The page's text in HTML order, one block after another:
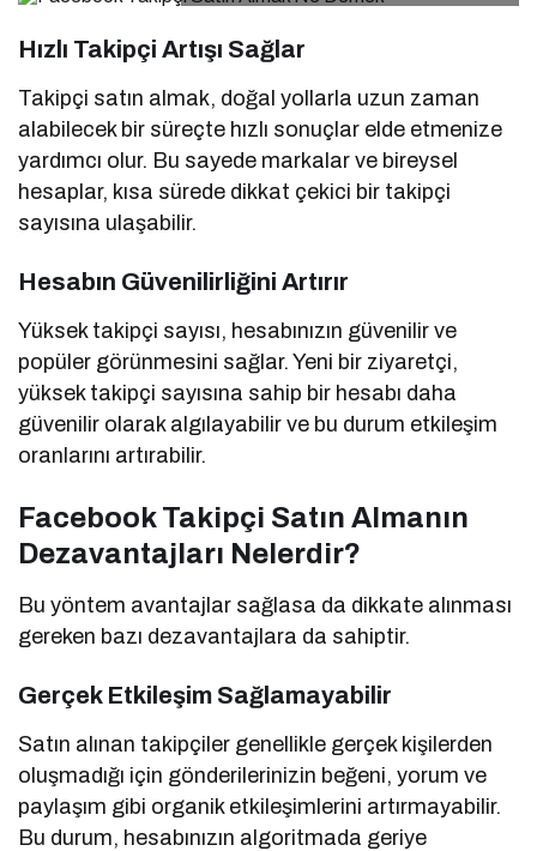
Hızlı Takipçi Artışı Sağlar
Takipçi satın almak, doğal yollarla uzun zaman
alabilecek bir süreçte hızlı sonuçlar elde etmenize
yardımcı olur. Bu sayede markalar ve bireysel
hesaplar, kısa sürede dikkat çekici bir takipçi
sayısına ulaşabilir.
Hesabın Güvenilirliğini Artırır
Yüksek takipçi sayısı, hesabınızın güvenilir ve
popüler görünmesini sağlar. Yeni bir ziyaretçi,
yüksek takipçi sayısına sahip bir hesabı daha
güvenilir olarak algılayabilir ve bu durum etkileşim
oranlarını artırabilir.
Facebook Takipçi Satın Almanın
Dezavantajları Nelerdir?
Bu yöntem avantajlar sağlasa da dikkate alınması
gereken bazı dezavantajlara da sahiptir.
Gerçek Etkileşim Sağlamayabilir
Satın alınan takipçiler genellikle gerçek kişilerden
oluşmadığı için gönderilerinizin beğeni, yorum ve
paylaşım gibi organik etkileşimlerini artırmayabilir.
Bu durum, hesabınızın algoritmada geriye